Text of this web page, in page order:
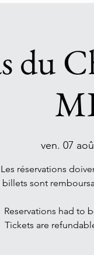
du
ven. 07
Les réservations
billets sont
Reservations had to